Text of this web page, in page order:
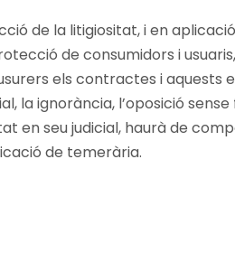
de la litigiositat, i en
de consumidors i
els contractes i aquests
la ignorància, l’oposició
en seu judicial, haurà de
de temerària.